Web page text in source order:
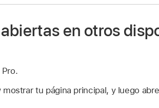
en otros
tu página principal, y luego